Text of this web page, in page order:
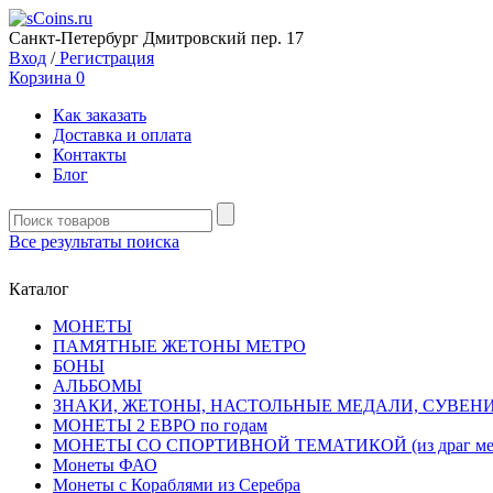
Санкт-Петербург Дмитровский пер. 17
Вход /Регистрация
Корзина 0
Как заказать
Доставка и оплата
Контакты
Блог
Все результаты поиска
Каталог
MОНЕТЫ
ПАМЯТНЫЕ ЖЕТОНЫ МЕТРО
БОНЫ
АЛЬБОМЫ
ЗНАКИ, ЖЕТОНЫ, НАСТОЛЬНЫЕ МЕДАЛИ,
МОНЕТЫ 2 ЕВРО по годам
МОНЕТЫ СО СПОРТИВНОЙ ТЕМАТИКОЙ (из драг
Монеты ФАО
Монеты с Кораблями из Серебра